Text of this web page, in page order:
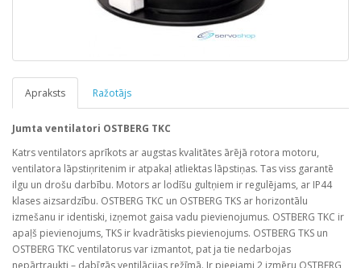
Apraksts Ražotājs
Jumta ventilatori OSTBERG TKC
Katrs ventilators aprīkots ar augstas kvalitātes ārējā rotora motoru,
ventilatora lāpstiņritenim ir atpakaļ atliektas lāpstiņas. Tas viss garantē
ilgu un drošu darbību. Motors ar lodīšu gultņiem ir regulējams, ar IP44
klases aizsardzību. OSTBERG TKC un OSTBERG TKS ar horizontālu
izmešanu ir identiski, izņemot gaisa vadu pievienojumus. OSTBERG TKC ir
apaļš pievienojums, TKS ir kvadrātisks pievienojums. OSTBERG TKS un
OSTBERG TKC ventilatorus var izmantot, pat ja tie nedarbojas